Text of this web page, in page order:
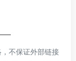
不保证外部链接